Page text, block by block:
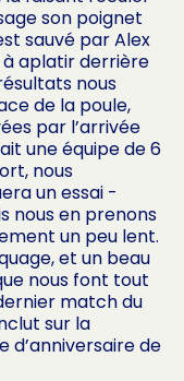
son poignet
sauvé par Alex
aplatir derrière
nous
de la poule,
par l’arrivée
une équipe de 6
nous
un essai -
nous en prenons
un peu lent.
et un beau
nous font tout
match du
sur la
d’anniversaire de